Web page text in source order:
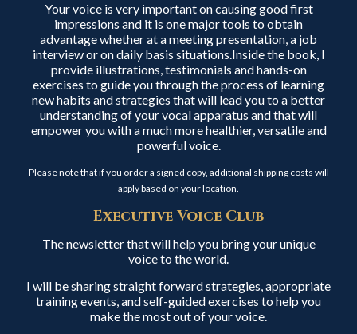
Your voice is very important on causing good first
impressions and it is one major tools to obtain
advantage whether at a meeting presentation, a job
interview or on daily basis situations.Inside the book, I
provide illustrations, testimonials and hands-on
exercises to guide you through the process of learning
new habits and strategies that will lead you to a better
understanding of your vocal apparatus and that will
empower you with a much more healthier, versatile and
powerful voice.
Please note that if you order a signed copy, additional shipping costs will
apply based on your location.
Executive Voice Club
The newsletter that will help you bring your unique
voice to the world.
I will be sharing straight forward strategies, appropriate
training events, and self-guided exercises to help you
make the most out of your voice.